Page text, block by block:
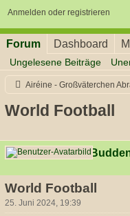
Anmelden oder registrieren
Forum Dashboard
Ungelesene Beiträge
Airéine - Großväterchen
World Football
Dionysius
World Football
25. Juni 2024, 19:39